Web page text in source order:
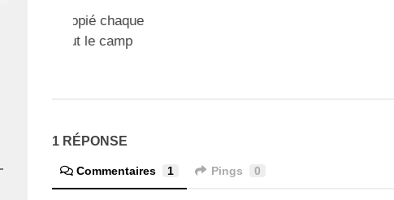
est estropié chaque
richesse fout le camp
2017
1 RÉPONSE
Commentaires 1 Pings 0